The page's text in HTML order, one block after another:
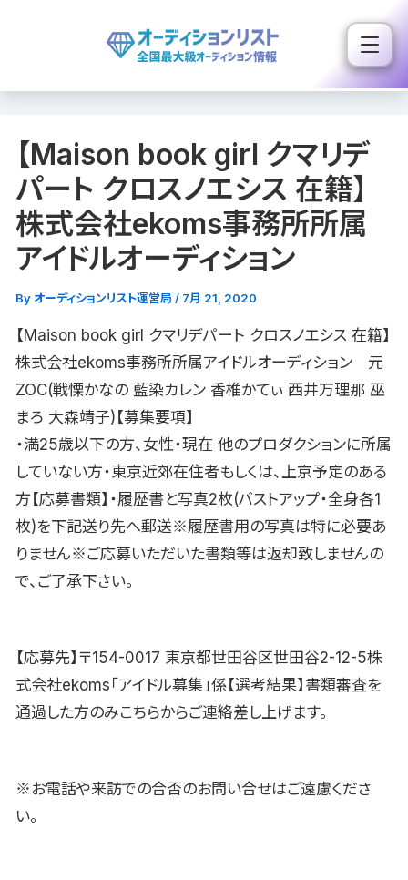
ス
【Maison book girl クマリデ
パート クロスノエシス 在籍】
株式会社ekoms事務所所属
アイドルオーディション
By オーディションリスト運営局 / 7月 21, 2020
【Maison book girl クマリデパート クロスノエシス 在籍】
株式会社ekoms事務所所属アイドルオーディション 元
ZOC(戦慄かなの 藍染カレン 香椎かてぃ 西井万理那 巫
まろ 大森靖子)【募集要項】
・満25歳以下の方、女性・現在 他のプロダクションに所属
していない方・東京近郊在住者もしくは、上京予定のある
方【応募書類】・履歴書と写真2枚(バストアップ・全身各1
枚)を下記送り先へ郵送※履歴書用の写真は特に必要あ
りません※ご応募いただいた書類等は返却致しませんの
で、ご了承下さい。
【応募先】〒154-0017 東京都世田谷区世田谷2-12-5株
式会社ekoms「アイドル募集」係【選考結果】書類審査を
通過した方のみこちらからご連絡差し上げます。
※お電話や来訪での合否のお問い合せはご遠慮くださ
い。